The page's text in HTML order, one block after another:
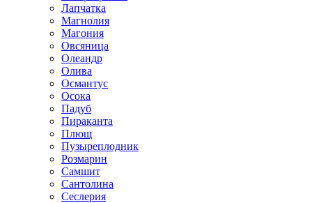
Лапчатка
Магнолия
Магония
Овсяница
Олеандр
Олива
Османтус
Осока
Падуб
Пираканта
Плющ
Пузыреплодник
Розмарин
Самшит
Сантолина
Сеслерия